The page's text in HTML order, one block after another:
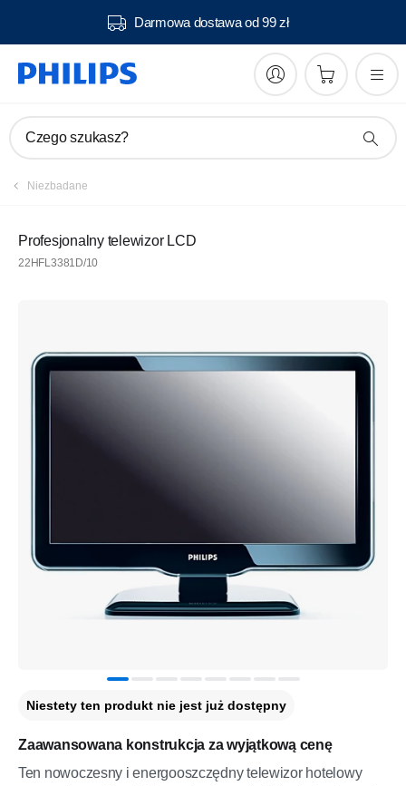
Darmowa dostawa od 99 zł
Czego szukasz?
Niezbadane
Profesjonalny telewizor LCD
22HFL3381D/10
Zaawansowana konstrukcja za wyjątkową cenę
Ten nowoczesny i energooszczędny telewizor hotelowy
Niestety ten produkt nie jest już dostępny